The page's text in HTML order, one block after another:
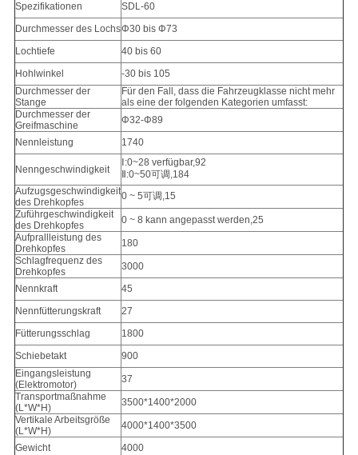
Spezifikationen
SDL-60
Durchmesser des LochsΦ30 bis Φ73
Lochtiefe
40 bis 60
Hohlwinkel
-30 bis 105
Durchmesser der
Stange
Für den Fall, dass die Fahrzeugklasse nicht mehr
als eine der folgenden Kategorien umfasst:
Durchmesser der
Greifmaschine
Φ32-Φ89
Nennleistung
1740
Nenngeschwindigkeit
Ⅰ:0~28 verfügbar,92
Ⅱ:0~50可调,184
Aufzugsgeschwindigkeit
des Drehkopfes
0 ~ 5可调,15
Zuführgeschwindigkeit
des Drehkopfes
0 ~ 8 kann angepasst werden,25
Aufprallleistung des
Drehkopfes
180
Schlagfrequenz des
Drehkopfes
3000
Nennkraft
45
Nennfütterungskraft
27
Fütterungsschlag
1800
Schiebetakt
900
Eingangsleistung
(Elektromotor)
37
Transportmaßnahme
(L*W*H)
3500*1400*2000
Vertikale Arbeitsgröße
(L*W*H)
4000*1400*3500
Gewicht
4000